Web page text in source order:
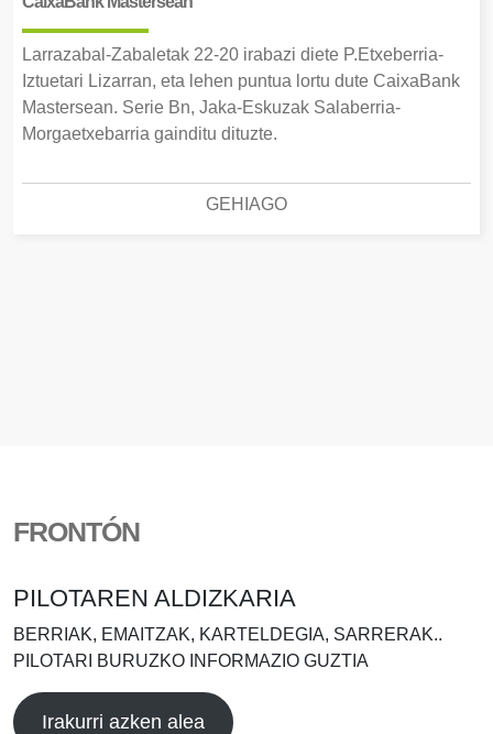
Larrazabal-Zabaletak 22-20 irabazi diete P.Etxeberria-
Iztuetari Lizarran, eta lehen puntua lortu dute CaixaBank
Mastersean. Serie Bn, Jaka-Eskuzak Salaberria-
Morgaetxebarria gainditu dituzte.
GEHIAGO
FRONTÓN
PILOTAREN ALDIZKARIA
BERRIAK, EMAITZAK, KARTELDEGIA, SARRERAK..
PILOTARI BURUZKO INFORMAZIO GUZTIA
Irakurri azken alea